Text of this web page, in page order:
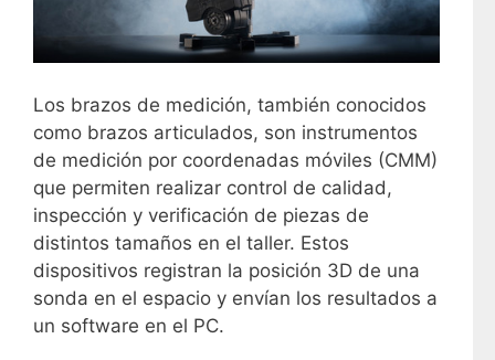
Los brazos de medición, también conocidos
como brazos articulados, son instrumentos
de medición por coordenadas móviles (CMM)
que permiten realizar control de calidad,
inspección y verificación de piezas de
distintos tamaños en el taller. Estos
dispositivos registran la posición 3D de una
sonda en el espacio y envían los resultados a
un software en el PC.